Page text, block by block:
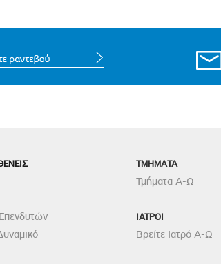
TMHMATA
Τμήματα Α-Ω
ΙΑΤΡΟΙ
Βρείτε Ιατρό Α-Ω